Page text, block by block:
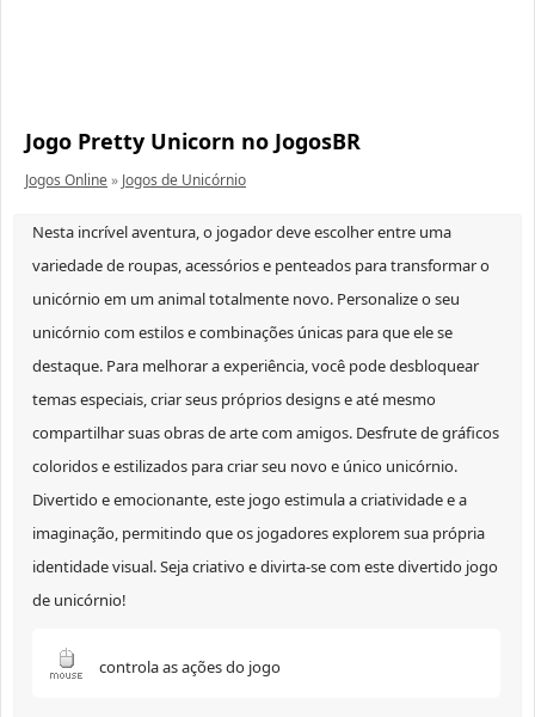
Jogo Pretty Unicorn no JogosBR
Jogos Online» Jogos de Unicórnio
Nesta incrível aventura, o jogador deve escolher entre uma
variedade de roupas, acessórios e penteados para transformar o
unicórnio em um animal totalmente novo. Personalize o seu
unicórnio com estilos e combinações únicas para que ele se
destaque. Para melhorar a experiência, você pode desbloquear
temas especiais, criar seus próprios designs e até mesmo
compartilhar suas obras de arte com amigos. Desfrute de gráficos
coloridos e estilizados para criar seu novo e único unicórnio.
Divertido e emocionante, este jogo estimula a criatividade e a
imaginação, permitindo que os jogadores explorem sua própria
identidade visual. Seja criativo e divirta-se com este divertido jogo
de unicórnio!
controla as ações do jogo